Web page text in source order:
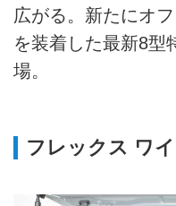
広がる。新たにオ
を装着した最新8型
場。
フレックス ワ